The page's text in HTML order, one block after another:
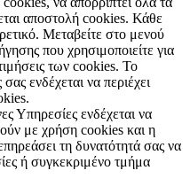
αποστολή cookies. Κάθε
Μεταβείτε στο μενού
που χρησιμοποιείτε για
των cookies. Το
ενδέχεται να περιέχει
Υπηρεσίες ενδέχεται να
με χρήση cookies και η
τη δυνατότητά σας να
ή συγκεκριμένο τμήμα